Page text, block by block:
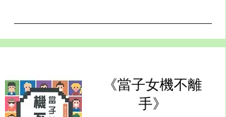
《當子女機不離
手》